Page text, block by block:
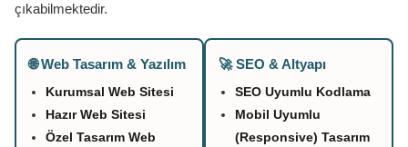
çıkabilmektedir.
🌐 Web Tasarım & Yazılım
Kurumsal Web Sitesi
Hazır Web Sitesi
Özel Tasarım Web
🚀 SEO & Altyapı
SEO Uyumlu Kodlama
Mobil Uyumlu
(Responsive) Tasarım